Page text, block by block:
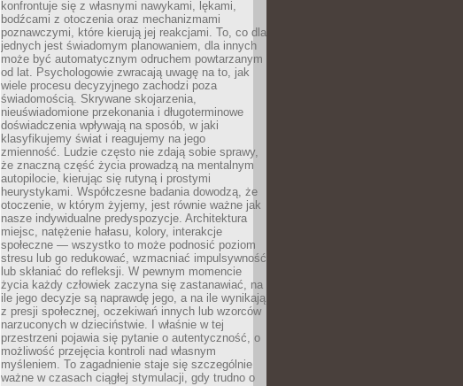
konfrontuje się z własnymi nawykami, lękami,
bodźcami z otoczenia oraz mechanizmami
poznawczymi, które kierują jej reakcjami. To, co dla
jednych jest świadomym planowaniem, dla innych
może być automatycznym odruchem powtarzanym
od lat. Psychologowie zwracają uwagę na to, jak
wiele procesu decyzyjnego zachodzi poza
świadomością. Skrywane skojarzenia,
nieuświadomione przekonania i długoterminowe
doświadczenia wpływają na sposób, w jaki
klasyfikujemy świat i reagujemy na jego
zmienność. Ludzie często nie zdają sobie sprawy,
że znaczną część życia prowadzą na mentalnym
autopilocie, kierując się rutyną i prostymi
heurystykami. Współczesne badania dowodzą, że
otoczenie, w którym żyjemy, jest równie ważne jak
nasze indywidualne predyspozycje. Architektura
miejsc, natężenie hałasu, kolory, interakcje
społeczne — wszystko to może podnosić poziom
stresu lub go redukować, wzmacniać impulsywność
lub skłaniać do refleksji. W pewnym momencie
życia każdy człowiek zaczyna się zastanawiać, na
ile jego decyzje są naprawdę jego, a na ile wynikają
z presji społecznej, oczekiwań innych lub wzorców
narzuconych w dzieciństwie. I właśnie w tej
przestrzeni pojawia się pytanie o autentyczność, o
możliwość przejęcia kontroli nad własnym
myśleniem. To zagadnienie staje się szczególnie
ważne w czasach ciągłej stymulacji, gdy trudno o